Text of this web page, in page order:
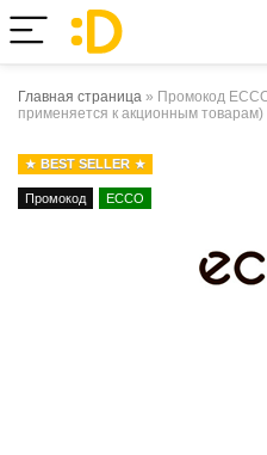
Главная страница » Промокод
применяется к акционным товарам)
BEST SELLER
Промокод ECCO